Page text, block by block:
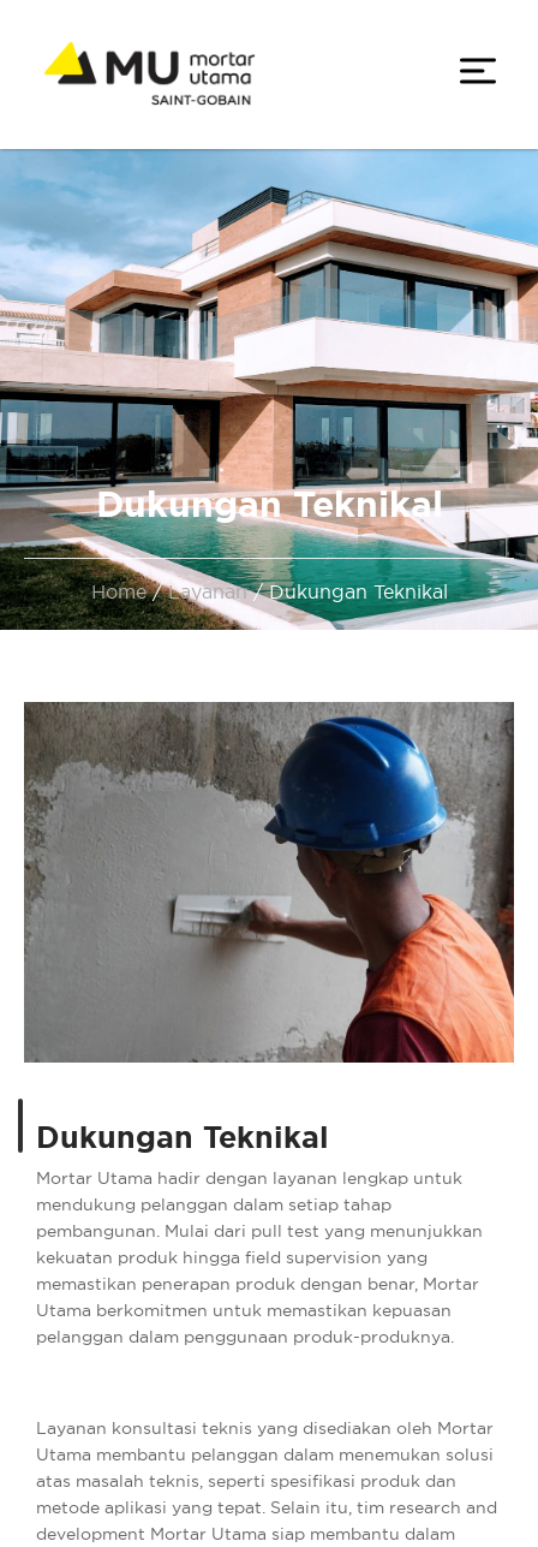
Dukungan Teknikal
Home/Layanan/Dukungan Teknikal
Dukungan Teknikal
Mortar Utama hadir dengan layanan lengkap untuk
mendukung pelanggan dalam setiap tahap
pembangunan. Mulai dari pull test yang menunjukkan
kekuatan produk hingga field supervision yang
memastikan penerapan produk dengan benar, Mortar
Utama berkomitmen untuk memastikan kepuasan
pelanggan dalam penggunaan produk-produknya.
Layanan konsultasi teknis yang disediakan oleh Mortar
Utama membantu pelanggan dalam menemukan solusi
atas masalah teknis, seperti spesifikasi produk dan
metode aplikasi yang tepat. Selain itu, tim research and
development Mortar Utama siap membantu dalam